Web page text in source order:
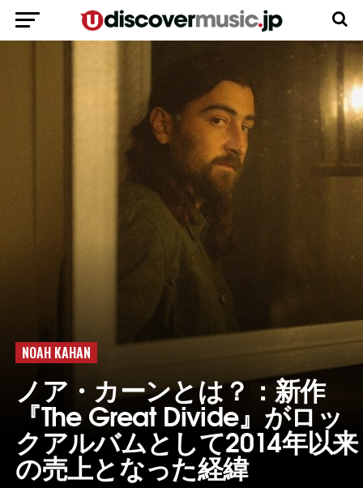
NOAH KAHAN
ノア・カーンとは？：新作
『The Great Divide』がロッ
クアルバムとして2014年以来
の売上となった経緯